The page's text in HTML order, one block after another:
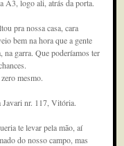
A3, logo ali, atrás da porta.
pra nossa casa, cara
bem na hora que a gente
na garra. Que poderíamos ter
mesmo.
Javari nr. 117, Vitória.
te levar pela mão, aí
do nosso campo, mas